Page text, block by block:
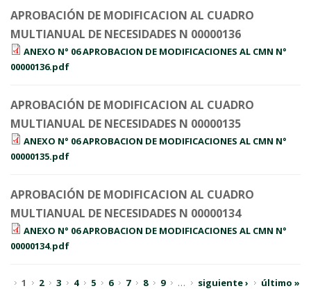
APROBACIÓN DE MODIFICACION AL CUADRO
MULTIANUAL DE NECESIDADES N 00000136
ANEXO N° 06 APROBACION DE MODIFICACIONES AL CMN N°
00000136.pdf
APROBACIÓN DE MODIFICACION AL CUADRO
MULTIANUAL DE NECESIDADES N 00000135
ANEXO N° 06 APROBACION DE MODIFICACIONES AL CMN N°
00000135.pdf
APROBACIÓN DE MODIFICACION AL CUADRO
MULTIANUAL DE NECESIDADES N 00000134
ANEXO N° 06 APROBACION DE MODIFICACIONES AL CMN N°
00000134.pdf
Páginas
1 2 3 4 5 6 7 8 9 … siguiente › último »